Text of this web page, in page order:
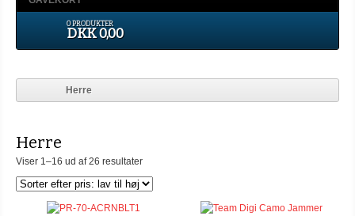
0 PRODUKTER
DKK 0,00
Herre
Herre
Viser 1–16 ud af 26 resultater